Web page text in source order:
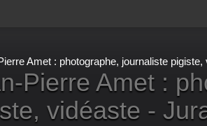
Pierre Amet :
vidéaste -